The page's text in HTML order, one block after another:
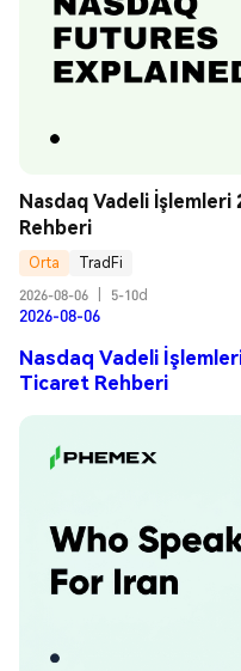
Nasdaq Vadeli
Rehberi
Orta
TradFi
2026-08-06
5-10d
2026-08-06
Nasdaq Vadeli
Ticaret Rehberi